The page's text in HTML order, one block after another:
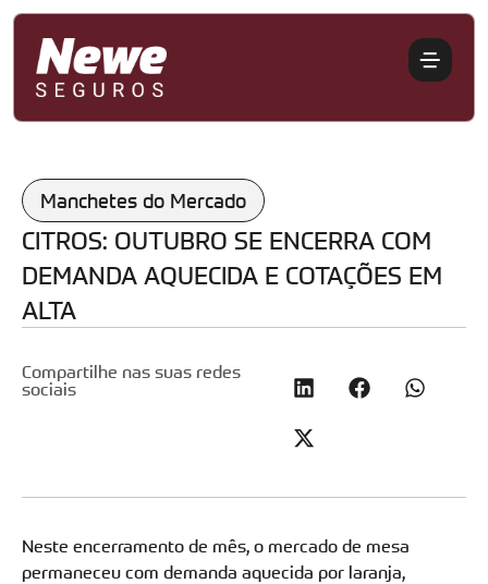
Manchetes do Mercado
CITROS: OUTUBRO SE ENCERRA COM
DEMANDA AQUECIDA E COTAÇÕES EM
ALTA
Compartilhe nas suas redes
sociais
Neste encerramento de mês, o mercado de mesa
permaneceu com demanda aquecida por laranja,